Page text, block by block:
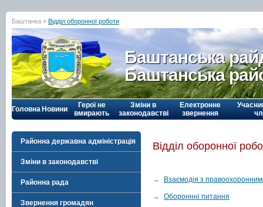
Баштанка » Відділ оборонної роботи
Баштанська
Баштанська
Головна Новини
Герої не
вмирають
Зміни в
законодавстві
Електронне
звернення
Районна державна адміністрація
Зміни в законодавстві
Районна рада
Звернення громадян
Відділ оборонної
→ Взаємодія з
→ Обороннні питання